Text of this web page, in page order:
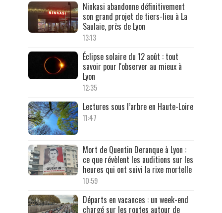
Ninkasi abandonne définitivement
son grand projet de tiers-lieu à La
Saulaie, près de Lyon
13:13
Éclipse solaire du 12 août : tout
savoir pour l'observer au mieux à
Lyon
12:35
Lectures sous l’arbre en Haute-Loire
11:47
Mort de Quentin Deranque à Lyon :
ce que révèlent les auditions sur les
heures qui ont suivi la rixe mortelle
10:59
Départs en vacances : un week-end
chargé sur les routes autour de